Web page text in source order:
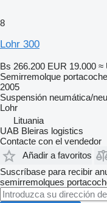
8
Lohr 300
Bs 266.200 EUR 19.000 ≈
Semirremolque
2005
Suspensión neumática/
Lohr
Lituania
UAB Bleiras logistics
Contacte con el vendedor
Añadir a favoritos
Suscríbase para recibir
semirremolques